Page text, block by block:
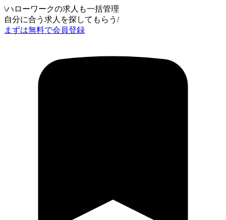
\ハローワークの求人も一括管理
自分に合う求人を探してもらう /
まずは無料で会員登録